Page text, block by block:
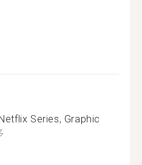
Series, Graphic